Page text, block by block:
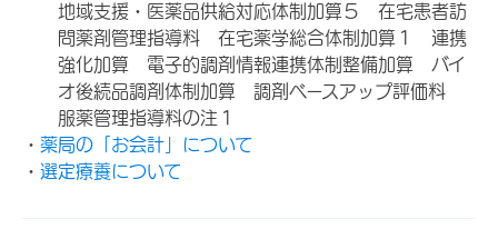
地域支援・医薬品供給対応体制加算５ 在宅患者訪
問薬剤管理指導料 在宅薬学総合体制加算１ 連携
強化加算 電子的調剤情報連携体制整備加算 バイ
オ後続品調剤体制加算 調剤ベースアップ評価料
服薬管理指導料の注１
・ 薬局の「お会計」について
・ 選定療養について